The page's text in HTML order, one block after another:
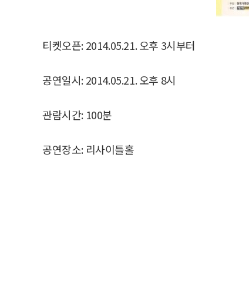
티켓오픈: 2014.05.21. 오후 3시부터
공연일시: 2014.05.21. 오후 8시
관람시간: 100분
공연장소: 리사이틀홀